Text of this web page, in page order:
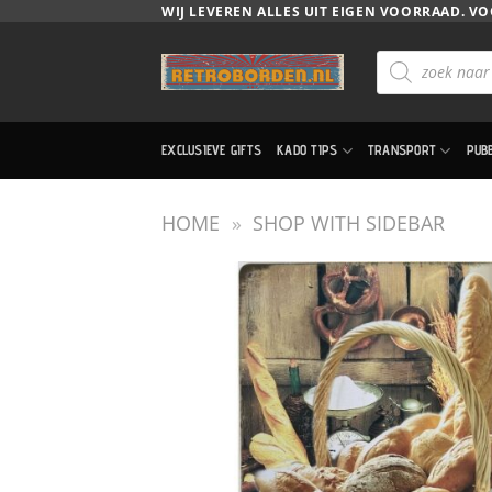
WIJ LEVEREN ALLES UIT EIGEN VOORRAAD.
Producten
zoeken
EXCLUSIEVE GIFTS KADO TIPS TRANSPORT
HOME » SHOP WITH SIDEBAR